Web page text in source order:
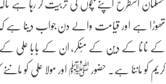
تھوڑا ہے اور قیامت والے دن جواب دینا ہے
کے نانا کے دین کے مُنکر، ان کے بابا علی کے
کریم کو ماننا ہے۔ حضور ﷺ اور مولا علی کو